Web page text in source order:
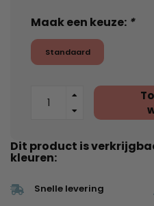
Maak een keuze: *
Standaard
Dit product is
kleuren:
Snelle levering